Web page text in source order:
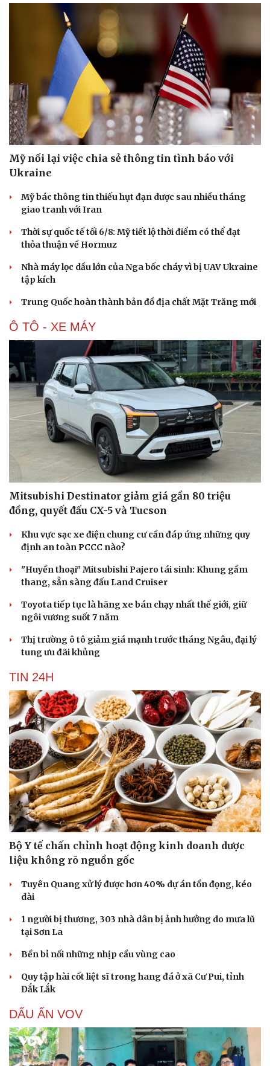
Cải chính
Mỹ nối lại việc chia sẻ thông tin tình báo với
Ukraine
Mỹ bác thông tin thiếu hụt đạn dược sau nhiều tháng
giao tranh với Iran
Thời sự quốc tế tối 6/8: Mỹ tiết lộ thời điểm có thể đạt
thỏa thuận về Hormuz
Nhà máy lọc dầu lớn của Nga bốc cháy vì bị UAV Ukraine
tập kích
Trung Quốc hoàn thành bản đồ địa chất Mặt Trăng mới
Ô TÔ - XE MÁY
Mitsubishi Destinator giảm giá gần 80 triệu
đồng, quyết đấu CX-5 và Tucson
Khu vực sạc xe điện chung cư cần đáp ứng những quy
định an toàn PCCC nào?
"Huyền thoại" Mitsubishi Pajero tái sinh: Khung gầm
thang, sẵn sàng đấu Land Cruiser
Toyota tiếp tục là hãng xe bán chạy nhất thế giới, giữ
ngôi vương suốt 7 năm
Thị trường ô tô giảm giá mạnh trước tháng Ngâu, đại lý
tung ưu đãi khủng
TIN 24H
Bộ Y tế chấn chỉnh hoạt động kinh doanh dược
liệu không rõ nguồn gốc
Tuyên Quang xử lý được hơn 40% dự án tồn đọng, kéo
dài
1 người bị thương, 303 nhà dân bị ảnh hưởng do mưa lũ
tại Sơn La
Bền bỉ nối những nhịp cầu vùng cao
Quy tập hài cốt liệt sĩ trong hang đá ở xã Cư Pui, tỉnh
Đắk Lắk
DẤU ẤN VOV